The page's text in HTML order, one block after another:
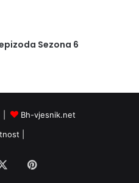
Sezona 6
|
Bh-vjesnik.net
Pinterest